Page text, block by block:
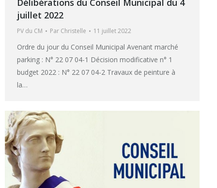
Délibérations du Conseil Municipal du 4
juillet 2022
PV du CM Par Christelle 11 juillet 2022
Ordre du jour du Conseil Municipal Avenant marché
parking : N° 22 07 04-1 Décision modificative n° 1
budget 2022 : N° 22 07 04-2 Travaux de peinture à
la…